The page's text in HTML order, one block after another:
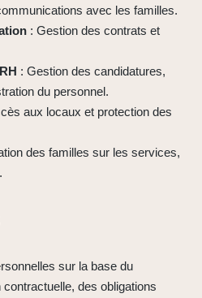
avec les familles.
: Gestion des contrats et
: Gestion des candidatures,
du personnel.
aux locaux et protection des
des familles sur les services,
sur la base du
des obligations